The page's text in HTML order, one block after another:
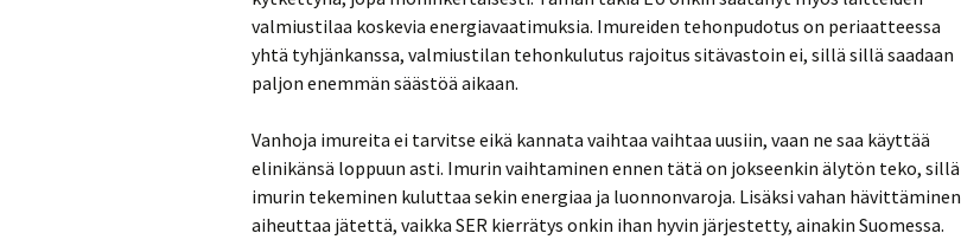
valmiustilaa koskevia energiavaatimuksia. Imureiden tehonpudotus on periaatteessa
yhtä tyhjänkanssa, valmiustilan tehonkulutus rajoitus sitävastoin ei, sillä sillä saadaan
paljon enemmän säästöä aikaan.
Vanhoja imureita ei tarvitse eikä kannata vaihtaa vaihtaa uusiin, vaan ne saa käyttää
elinikänsä loppuun asti. Imurin vaihtaminen ennen tätä on jokseenkin älytön teko, sillä
imurin tekeminen kuluttaa sekin energiaa ja luonnonvaroja. Lisäksi vahan hävittäminen
aiheuttaa jätettä, vaikka SER kierrätys onkin ihan hyvin järjestetty, ainakin Suomessa.